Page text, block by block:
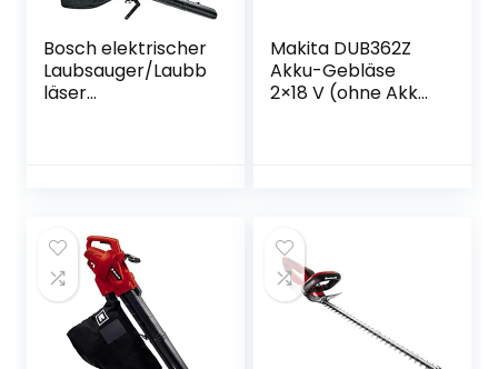
Bosch elektrischer
Laubsauger/Laubb
läser
Saugen und
Häckseln von Laub,
im Karton)
Makita DUB362Z
Akku-Gebläse
2×18 V (ohne Akku,